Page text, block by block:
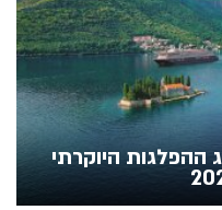
מותג ההפלגות היוקרתי